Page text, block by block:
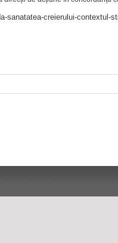
sanatatea-creierului-contextul-